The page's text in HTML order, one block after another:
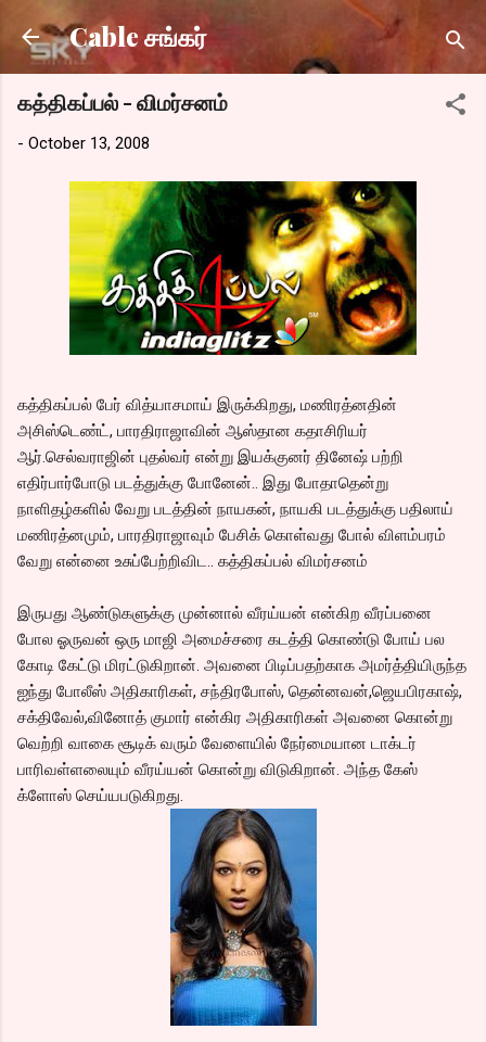
Skip to main content
Cable சங்கர்
கத்திகப்பல் - விமர்சனம்
- October 13, 2008
கத்திகப்பல் பேர் வித்யாசமாய் இருக்கிறது, மணிரத்னதின்
அசிஸ்டெண்ட், பாரதிராஜாவின் ஆஸ்தான கதாசிரியர்
ஆர்.செல்வராஜின் புதல்வர் என்று இயக்குனர் தினேஷ் பற்றி
எதிர்பார்போடு படத்துக்கு போனேன்.. இது போதாதென்று
நாளிதழ்களில் வேறு படத்தின் நாயகன், நாயகி படத்துக்கு பதிலாய்
மணிரத்னமும், பாரதிராஜாவும் பேசிக் கொள்வது போல் விளம்பரம்
வேறு என்னை உசுப்பேற்றிவிட.. கத்திகப்பல் விமர்சனம்
இருபது ஆண்டுகளுக்கு முன்னால் வீரய்யன் என்கிற வீரப்பனை
போல ஓருவன் ஒரு மாஜி அமைச்சரை கடத்தி கொண்டு போய் பல
கோடி கேட்டு மிரட்டுகிறான். அவனை பிடிப்பதற்காக அமர்த்தியிருந்த
ஐந்து போலீஸ் அதிகாரிகள், சந்திரபோஸ், தென்னவன்,ஜெயபிரகாஷ்,
சக்திவேல்,வினோத் குமார் என்கிர அதிகாரிகள் அவனை கொன்று
வெற்றி வாகை சூடிக் வரும் வேளையில் நேர்மையான டாக்டர்
பாரிவள்ளலையும் வீரய்யன் கொன்று விடுகிறான். அந்த கேஸ்
க்ளோஸ் செய்யபடுகிறது.